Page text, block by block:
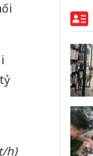
h)
hại trong vụ
xuất, buôn
sào giả
giả